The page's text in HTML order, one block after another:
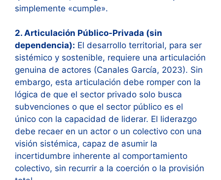
simplemente «cumple».
2. Articulación Público-Privada (sin
dependencia): El desarrollo territorial, para ser
sistémico y sostenible, requiere una articulación
genuina de actores (Canales García, 2023). Sin
embargo, esta articulación debe romper con la
lógica de que el sector privado solo busca
subvenciones o que el sector público es el
único con la capacidad de liderar. El liderazgo
debe recaer en un actor o un colectivo con una
visión sistémica, capaz de asumir la
incertidumbre inherente al comportamiento
colectivo, sin recurrir a la coerción o la provisión